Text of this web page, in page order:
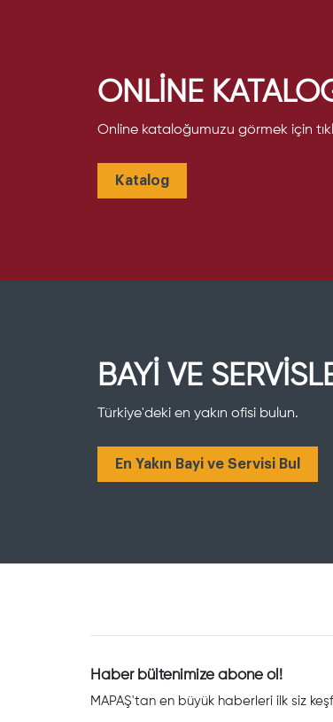
ONLİNE
Online kataloğumuzu görmek için
Katalog
BAYİ VE
Türkiye'deki en yakın ofisi bulun.
En Yakın Bayi ve Servisi Bul
Haber bültenimize abone ol!
MAPAŞ'tan en büyük haberleri ilk siz